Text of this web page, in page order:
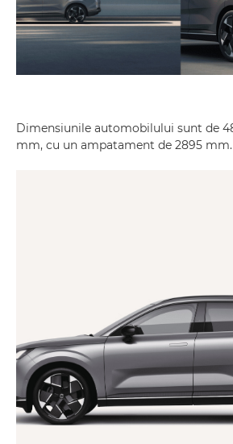
Dimensiunile automobilului sunt de
mm, cu un ampatament de 2895 mm.